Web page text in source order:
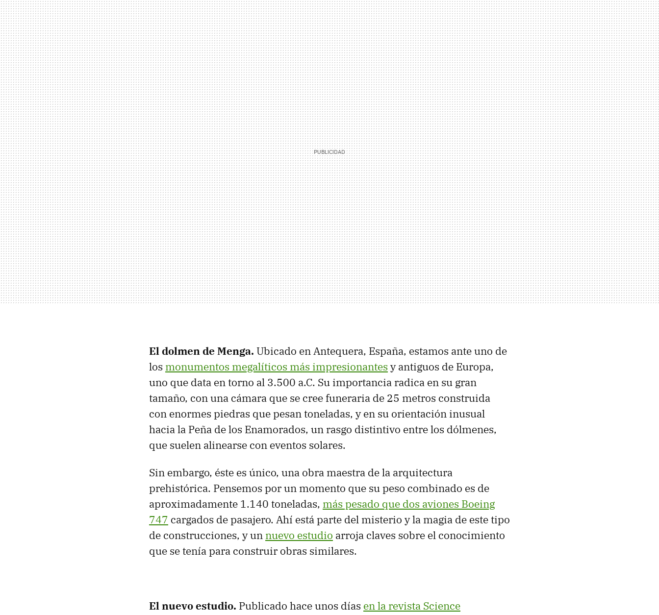
El dolmen de Menga. Ubicado en Antequera, España, estamos ante uno de
los monumentos megalíticos más impresionantes y antiguos de Europa,
uno que data en torno al 3.500 a.C. Su importancia radica en su gran
tamaño, con una cámara que se cree funeraria de 25 metros construida
con enormes piedras que pesan toneladas, y en su orientación inusual
hacia la Peña de los Enamorados, un rasgo distintivo entre los dólmenes,
que suelen alinearse con eventos solares.
Sin embargo, éste es único, una obra maestra de la arquitectura
prehistórica. Pensemos por un momento que su peso combinado es de
aproximadamente 1.140 toneladas, más pesado que dos aviones Boeing
747 cargados de pasajero. Ahí está parte del misterio y la magia de este tipo
de construcciones, y un nuevo estudio arroja claves sobre el conocimiento
que se tenía para construir obras similares.
El nuevo estudio. Publicado hace unos días en la revista Science